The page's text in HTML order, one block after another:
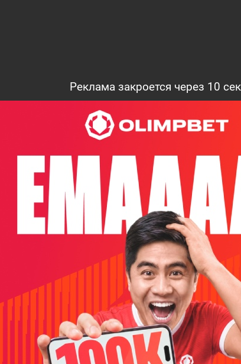
Реклама закроется через9сек.